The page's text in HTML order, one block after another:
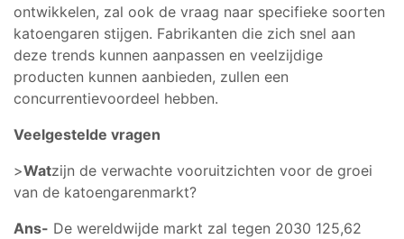
ontwikkelen, zal ook de vraag naar specifieke soorten
katoengaren stijgen. Fabrikanten die zich snel aan
deze trends kunnen aanpassen en veelzijdige
producten kunnen aanbieden, zullen een
concurrentievoordeel hebben.
Veelgestelde vragen
>Watzijn de verwachte vooruitzichten voor de groei
van de katoengarenmarkt?
Ans- De wereldwijde markt zal tegen 2030 125,62